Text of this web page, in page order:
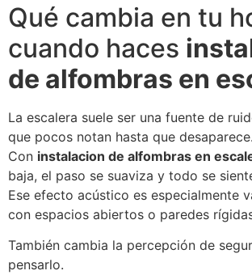
Qué cambia en tu
cuando haces
de alfombras en
La escalera suele ser una fuente de
que pocos notan hasta que desaparece.
Con instalacion de alfombras en
baja, el paso se suaviza y todo se
Ese efecto acústico es especialmente
con espacios abiertos o paredes
También cambia la percepción de
pensarlo.